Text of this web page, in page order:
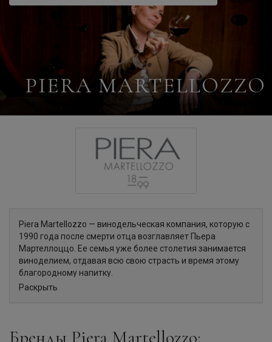
PIERA MARTELLOZZO
Piera Martellozzo — винодельческая компания, которую с
1990 года после смерти отца возглавляет Пьера
Мартеллоццо. Ее семья уже более столетия занимается
виноделием, отдавая всю свою страсть и время этому
благородному напитку.
В 2001 году компания приобрела виноградники в регионе
производителя, который полностью оправдал себя.
Раскрыть
Бренды Piera Martellozzo: